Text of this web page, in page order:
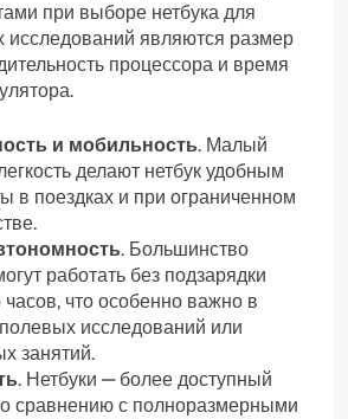
при выборе нетбука для
исследований являются размер
процессора и время
и мобильность. Малый
делают нетбук удобным
в поездках и при ограниченном
. Большинство
работать без подзарядки
часов, что особенно важно в
исследований или
занятий.
. Нетбуки — более доступный
сравнению с полноразмерными